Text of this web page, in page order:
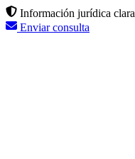
Información jurídica clara
Enviar consulta